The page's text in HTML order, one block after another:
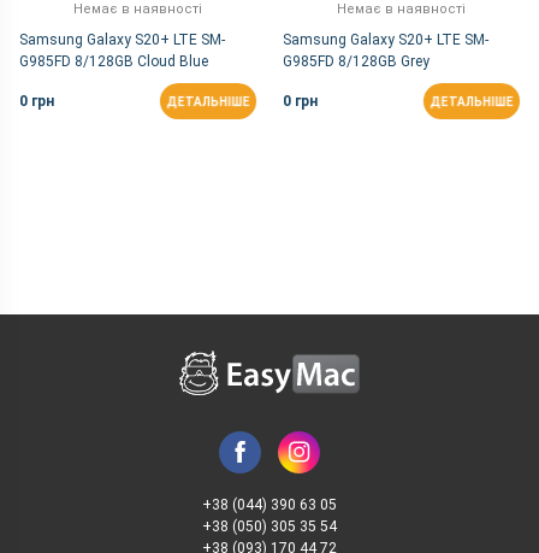
Немає в наявності
Samsung Galaxy S20+ LTE SM-
G985FD 8/128GB Cloud Blue
0 грн ДЕТАЛЬНІШЕ
Немає в наявності
Samsung Galaxy S20+ LTE SM-
G985FD 8/128GB Grey
0 грн ДЕТАЛЬНІШЕ
+38 (044) 390 63 05
+38 (050) 305 35 54
+38 (093) 170 44 72